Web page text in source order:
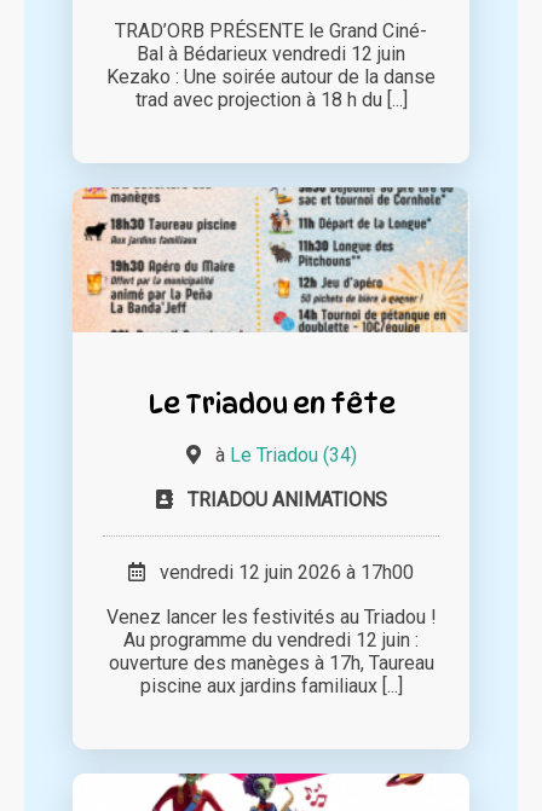
TRAD’ORB PRÉSENTE le Grand Ciné-
Bal à Bédarieux vendredi 12 juin
Kezako : Une soirée autour de la danse
trad avec projection à 18 h du [...]
Le Triadou en fête
à Le Triadou (34)
TRIADOU ANIMATIONS
vendredi 12 juin 2026 à 17h00
Venez lancer les festivités au Triadou !
Au programme du vendredi 12 juin :
ouverture des manèges à 17h, Taureau
piscine aux jardins familiaux [...]